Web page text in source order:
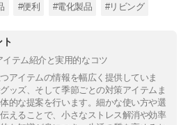
#便利 #電化製品 #リビング
ト
イテム紹介と実用的なコツ
アイテムの情報を幅広く提供していま
ッズ、そして季節ごとの対策アイテムま
的な提案を行います。細かな使い方や選
えることで、小さなストレス解消や効率